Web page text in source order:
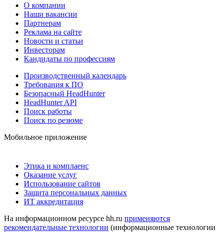
О компании
Наши вакансии
Партнерам
Реклама на сайте
Новости и статьи
Инвесторам
Кандидаты по профессиям
Производственный календарь
Требования к ПО
Безопасный HeadHunter
HeadHunter API
Поиск работы
Поиск по резюме
Мобильное приложение
Этика и комплаенс
Оказание услуг
Использование сайтов
Защита персональных данных
ИТ аккредитация
На информационном ресурсе hh.ru применяются
рекомендательные технологии (информационные технологии